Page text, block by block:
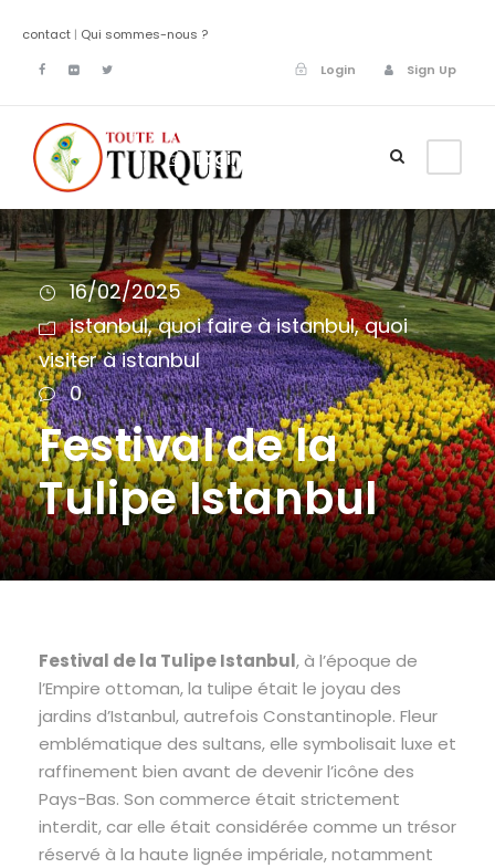
contact | Qui sommes-nous ?
Login
Sign Up
Login
16/02/2025
istanbul, quoi faire à istanbul, quoi
visiter à istanbul
0
Festival de la
Tulipe Istanbul
Festival de la Tulipe Istanbul, à l’époque de
l’Empire ottoman, la tulipe était le joyau des
jardins d’Istanbul, autrefois Constantinople. Fleur
emblématique des sultans, elle symbolisait luxe et
raffinement bien avant de devenir l’icône des
Pays-Bas. Son commerce était strictement
interdit, car elle était considérée comme un trésor
réservé à la haute lignée impériale, notamment